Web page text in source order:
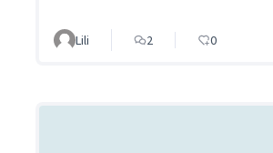
Lili 2 0